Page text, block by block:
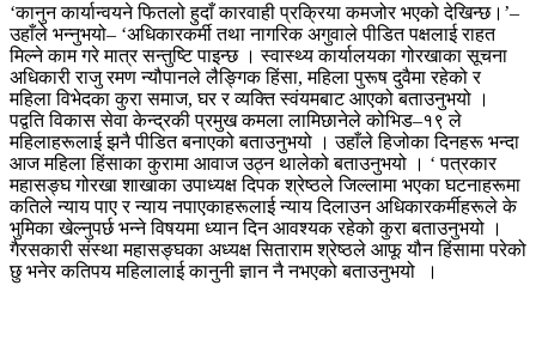
‘कानुन कार्यान्वयने फितलो हुदाँ कारवाही प्रक्रिया कमजोर भएको देखिन्छ।’–
उहाँले भन्नुभयो– ‘अधिकारकर्मी तथा नागरिक अगुवाले पीडित पक्षलाई राहत
मिल्ने काम गरे मात्र सन्तुष्टि पाइन्छ । स्वास्थ्य कार्यालयका गोरखाका सूचना
अधिकारी राजु रमण न्यौपानले लैङ्‍गिक हिंसा, महिला पुरूष दुवैमा रहेको र
महिला विभेदका कुरा समाज, घर र व्यक्ति स्वंयमबाट आएको बताउनुभयो ।
पद्वति विकास सेवा केन्द्रकी प्रमुख कमला लामिछानेले कोभिड–१९ ले
महिलाहरूलाई झनै पीडित बनाएको बताउनुभयो । उहाँले हिजोका दिनहरू भन्दा
आज महिला हिंसाका कुरामा आवाज उठ्न थालेको बताउनुभयो । ‘ पत्रकार
महासङ्घ गोरखा शाखाका उपाध्यक्ष दिपक श्रेष्ठले जिल्लामा भएका घटनाहरूमा
कतिले न्याय पाए र न्याय नपाएकाहरूलाई न्याय दिलाउन अधिकारकर्मीहरूले के
भुमिका खेल्नुपर्छ भन्ने विषयमा ध्यान दिन आवश्यक रहेको कुरा बताउनुभयो ।
गैरसकारी संस्था महासङ्घका अध्यक्ष सिताराम श्रेष्ठले आफू यौन हिंसामा परेको
छु भनेर कतिपय महिलालाई कानुनी ज्ञान नै नभएको बताउनुभयो ।